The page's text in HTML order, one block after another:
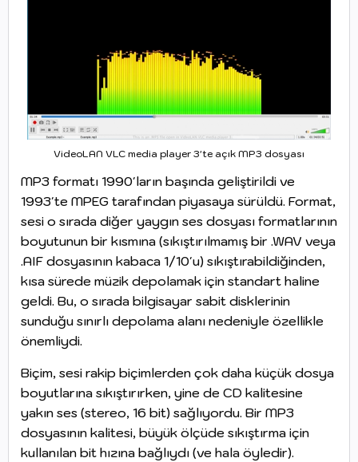
VideoLAN VLC media player 3'te açık MP3 dosyası
MP3 formatı 1990'ların başında geliştirildi ve
1993'te MPEG tarafından piyasaya sürüldü. Format,
sesi o sırada diğer yaygın ses dosyası formatlarının
boyutunun bir kısmına (sıkıştırılmamış bir .WAV veya
.AIF dosyasının kabaca 1/10'u) sıkıştırabildiğinden,
kısa sürede müzik depolamak için standart haline
geldi. Bu, o sırada bilgisayar sabit disklerinin
sunduğu sınırlı depolama alanı nedeniyle özellikle
önemliydi.
Biçim, sesi rakip biçimlerden çok daha küçük dosya
boyutlarına sıkıştırırken, yine de CD kalitesine
yakın ses (stereo, 16 bit) sağlıyordu. Bir MP3
dosyasının kalitesi, büyük ölçüde sıkıştırma için
kullanılan bit hızına bağlıydı (ve hala öyledir).